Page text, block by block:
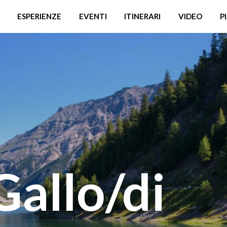
ESPERIENZE EVENTI ITINERARI VIDEO
di